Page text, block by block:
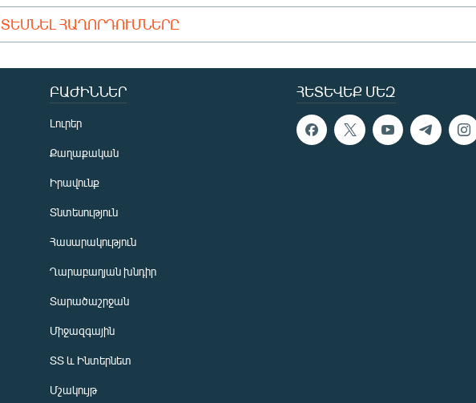
ՏԵՍՆԵԼ ՀԱՂՈՐԴՈՒՄՆԵՐԸ
ՀԵՏԵՎԵՔ ՄԵԶ
ԲԱԺԻՆՆԵՐ
Լուրեր
Քաղաքական
Իրավունք
Տնտեսություն
Հասարակություն
Ղարաբաղյան խնդիր
Տարածաշրջան
Միջազգային
ՏՏ և Ինտերնետ
Մշակույթ